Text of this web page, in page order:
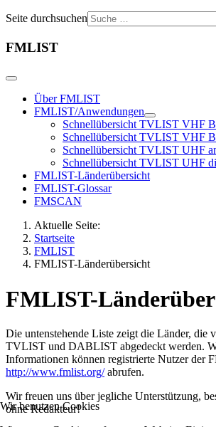
Seite durchsuchen
FMLIST
Über FMLIST
FMLIST/Anwendungen
Schnellübersicht TVLIST VHF
Schnellübersicht TVLIST VHF
Schnellübersicht TVLIST UHF
Schnellübersicht TVLIST UHF
FMLIST-Länderübersicht
FMLIST-Glossar
FMSCAN
Aktuelle Seite:
Startseite
FMLIST
FMLIST-Länderübersicht
FMLIST-
Die untenstehende Liste zeigt die Länder, die
TVLIST und DABLIST abgedeckt werden.
Informationen können registrierte Nutzer der
http://www.fmlist.org/abrufen.
Wir freuen uns über jegliche Unterstützung,
ohne Redakteur!
Wir benutzen Cookies